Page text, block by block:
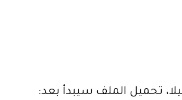
تحميل الملف سيبدأ بعد: